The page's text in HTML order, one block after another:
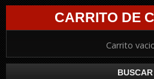
CARRITO DE
Carrito
BUSCAR